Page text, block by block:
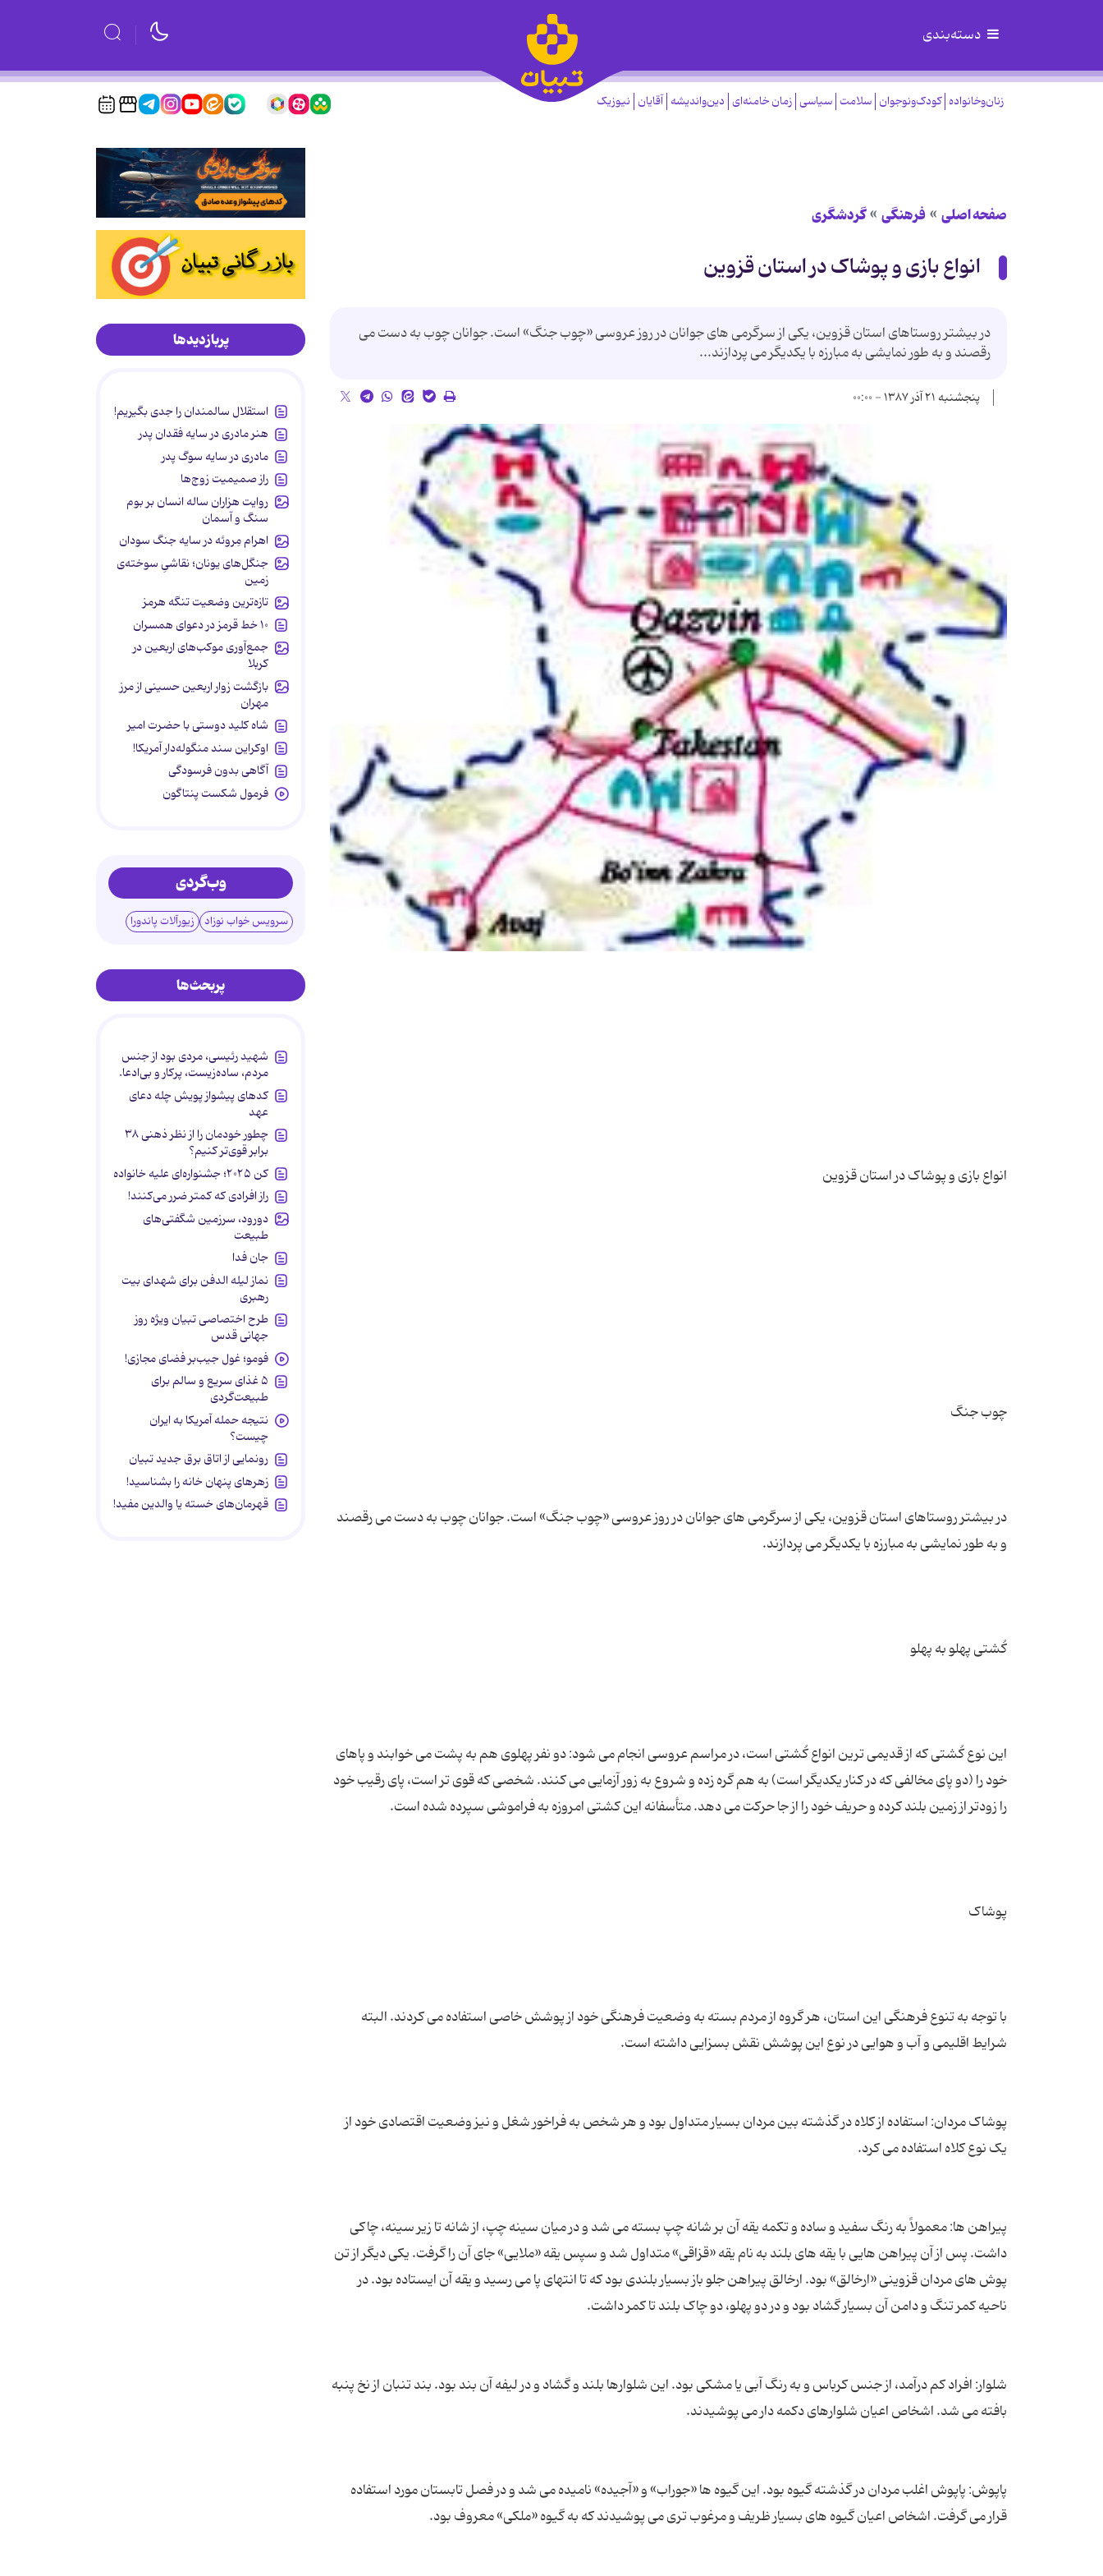
دسته‌بندی
زنان‌وخانواده کودک‌ونوجوان سلامت سیاسی زمان خامنه‌ای دین‌واندیشه آقایان نیوزیک
صفحه اصلی فرهنگی گردشگری
انواع بازی و پوشاک در استان قزوین
در بیشتر روستاهای استان قزوین، یکی از سرگرمی های جوانان در روز عروسی «چوب جنگ» است. جوانان چوب به دست می
رقصند و به طور نمایشی به مبارزه با یکدیگر می پردازند...
پنجشنبه ۲۱ آذر ۱۳۸۷ - ۰۰:۰۰
در بیشتر روستاهای استان قزوین، یکی از سرگرمی های جوانان در روز عروسی «چوب جنگ» است. جوانان چوب به دست می رقصند
این نوع کُشتی که از قدیمی ترین انواع کُشتی است، در مراسم عروسی انجام می شود: دو نفر پهلوی هم به پشت می خوابند و پاهای
خود را (دو پای مخالفی که در کنار یکدیگر است) به هم گره زده و شروع به زور آزمایی می کنند. شخصی که قوی تر است، پای رقیب خود
با توجه به تنوع فرهنگی این استان، هر گروه از مردم بسته به وضعیت فرهنگی خود از پوشش خاصی استفاده می کردند. البته
پوشاک مردان: استفاده از کلاه در گذشته بین مردان بسیار متداول بود و هر شخص به فراخور شغل و نیز وضعیت اقتصادی خود از
پیراهن ها: معمولاً به رنگ سفید و ساده و تکمه یقه آن بر شانه چپ بسته می شد و در میان سینه چپ، از شانه تا زیر سینه، چاکی
داشت. پس از آن پیراهن هایی با یقه های بلند به نام یقه «قزاقی» متداول شد و سپس یقه «ملایی» جای آن را گرفت. یکی دیگر از تن
پوش های مردان قزوینی «ارخالق» بود. ارخالق پیراهن جلو باز بسیار بلندی بود که تا انتهای پا می رسید و یقه آن ایستاده بود. در
شلوار: افراد کم درآمد، از جنس کرباس و به رنگ آبی یا مشکی بود. این شلوارها بلند و گشاد و در لیفه آن بند بود. بند تنبان از نخ پنبه
پاپوش: پاپوش اغلب مردان در گذشته گیوه بود. این گیوه ها «جوراب» و «آجیده» نامیده می شد و در فصل تابستان مورد استفاده
پربازدیدها
استقلال سالمندان را جدی بگیریم!
هنر مادری در سایه‌ فقدان پدر
مادری در سایه سوگ پدر
راز صمیمیت زوج‌ها
روایت هزاران ساله انسان بر بوم
سنگ و آسمان
اهرام مِروئه در سایه جنگ سودان
جنگل‌های یونان؛ نقاشیِ سوخته‌ی
زمین
تازه‌ترین وضعیت تنگه هرمز
۱۰ خط قرمز در دعوای همسران
جمع‌آوری موکب‌های اربعین در
کربلا
بازگشت زوار اربعین حسینی از مرز
مهران
شاه کلید دوستی با حضرت امیر
اوکراین سند منگوله‌دار آمریکا!
آگاهی بدون فرسودگی
فرمول شکست پنتاگون
وب‌گردی
سرویس خواب نوزاد زیورآلات پاندورا
پربحث‌ها
شهید رئیسی، مردی بود از جنس
مردم، ساده‌زیست، پرکار و بی‌ادعا.
کدهای پیشواز پویش چله دعای
عهد
چطور خودمان را از نظر ذهنی ۳۸
برابر قوی‌تر کنیم؟
کن ۲۰۲۵؛ جشنواره‌ای علیه خانواده
راز افرادی که کمتر ضرر می‌کنند!
دورود، سرزمین شگفتی‌های
طبیعت
جان فدا
نماز لیله الدفن برای شهدای بیت
رهبری
طرح اختصاصی تبیان ویژه روز
جهانی قدس
فومو؛ غول جیب‌بر فضای مجازی!
۵ غذای سریع و سالم برای
طبیعت‌گردی
نتیجه حمله آمریکا به ایران
چیست؟
رونمایی از اتاق برق جدید تبیان
زهرهای پنهان خانه را بشناسید!
قهرمان‌های خسته یا والدین مفید!